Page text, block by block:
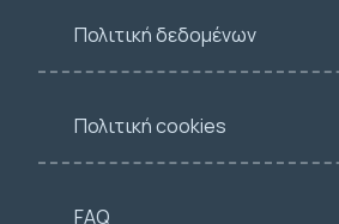
Πολιτική δεδομένων
Πολιτική cookies
FAQ